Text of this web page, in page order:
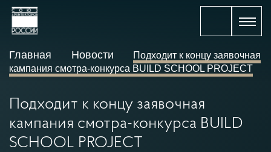
Главная Новости
Подходит к концу заявочная
кампания смотра-конкурса BUILD SCHOOL PROJECT
Подходит к концу заявочная
кампания смотра-конкурса BUILD
SCHOOL PROJECT